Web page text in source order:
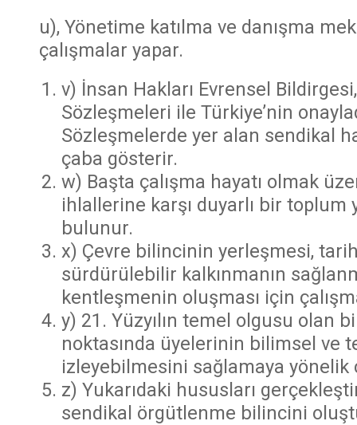
u), Yönetime katılma ve danışma
çalışmalar yapar.
v) İnsan Hakları Evrensel
Sözleşmeleri ile Türkiye’nin
Sözleşmelerde yer alan sendikal
çaba gösterir.
w) Başta çalışma hayatı olmak
ihlallerine karşı duyarlı bir toplum
bulunur.
x) Çevre bilincinin yerleşmesi,
sürdürülebilir kalkınmanın
kentleşmenin oluşması için
y) 21. Yüzyılın temel olgusu olan
noktasında üyelerinin bilimsel ve
izleyebilmesini sağlamaya yönelik
z) Yukarıdaki hususları
sendikal örgütlenme bilincini